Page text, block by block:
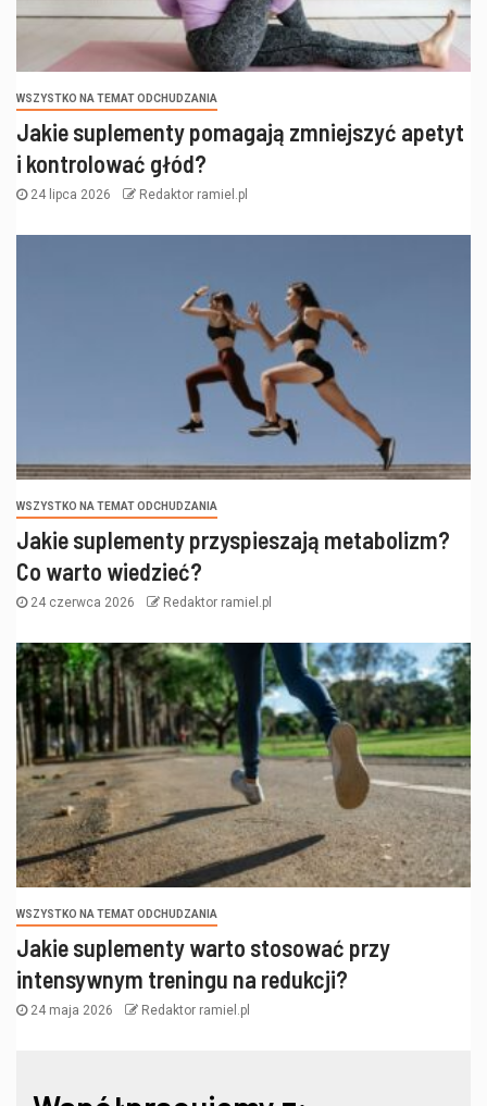
WSZYSTKO NA TEMAT ODCHUDZANIA
Jakie suplementy pomagają zmniejszyć apetyt
i kontrolować głód?
24 lipca 2026 Redaktor ramiel.pl
WSZYSTKO NA TEMAT ODCHUDZANIA
Jakie suplementy przyspieszają metabolizm?
Co warto wiedzieć?
24 czerwca 2026 Redaktor ramiel.pl
WSZYSTKO NA TEMAT ODCHUDZANIA
Jakie suplementy warto stosować przy
intensywnym treningu na redukcji?
24 maja 2026 Redaktor ramiel.pl